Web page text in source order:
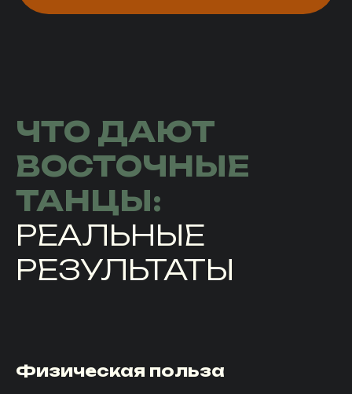
ЧТО ДАЮТ
ВОСТОЧНЫЕ
ТАНЦЫ:
РЕАЛЬНЫЕ
РЕЗУЛЬТАТЫ
Физическая польза